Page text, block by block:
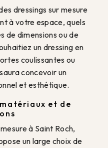
dressings sur mesure
à votre espace, quels
de dimensions ou de
un dressing en
coulissantes ou
concevoir un
et esthétique.
et de
à Saint Roch,
un large choix de